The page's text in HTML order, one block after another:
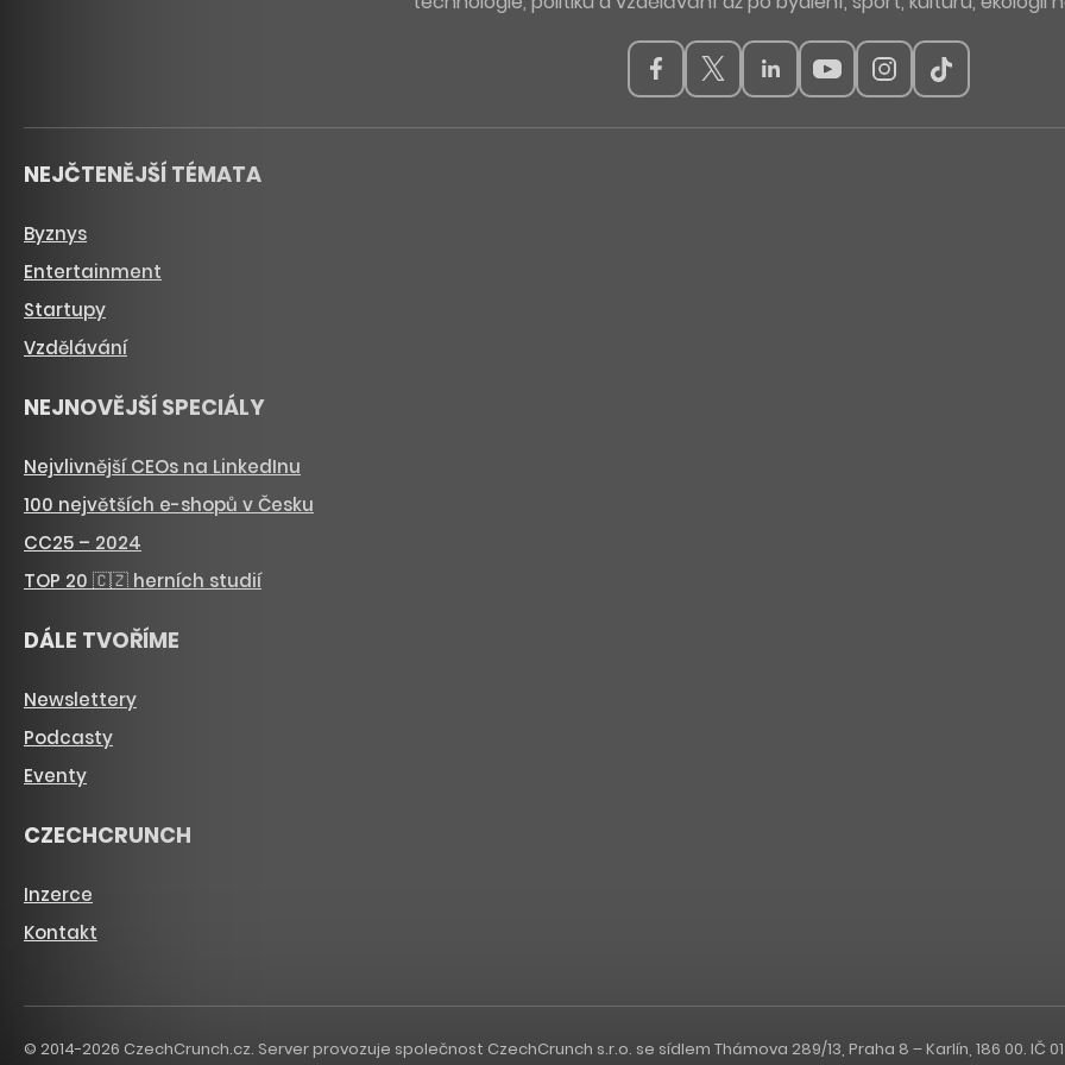
NEJČTENĚJŠÍ TÉMATA
Byznys
Entertainment
Startupy
Vzdělávání
NEJNOVĚJŠÍ SPECIÁLY
Nejvlivnější CEOs na LinkedInu
100 největších e-shopů v Česku
CC25 – 2024
TOP 20 🇨🇿 herních studií
DÁLE TVOŘÍME
Newslettery
Podcasty
Eventy
CZECHCRUNCH
Inzerce
Kontakt
© 2014-2026 CzechCrunch.cz. Server provozuje společnost CzechCrunch s.r.o. se sídlem Thámova 289/13, Praha 8 – Karlín, 186 00. IČ